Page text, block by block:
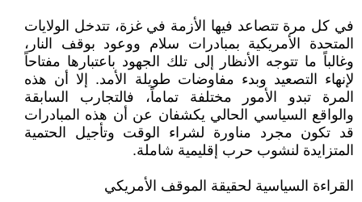
في كل مرة تتصاعد فيها الأزمة في غزة، تتدخل الولايات
المتحدة الأمريكية بمبادرات سلام ووعود بوقف النار،
وغالباً ما تتوجه الأنظار إلى تلك الجهود باعتبارها مفتاحاً
لإنهاء التصعيد وبدء مفاوضات طويلة الأمد. إلا أن هذه
المرة تبدو الأمور مختلفة تماماً، فالتجارب السابقة
والواقع السياسي الحالي يكشفان عن أن هذه المبادرات
قد تكون مجرد مناورة لشراء الوقت وتأجيل الحتمية
المتزايدة لنشوب حرب إقليمية شاملة.
القراءة السياسية لحقيقة الموقف الأمريكي